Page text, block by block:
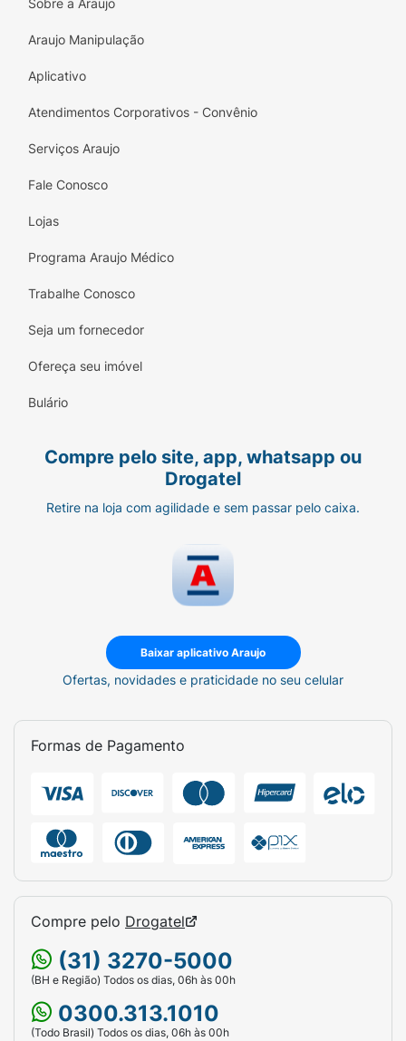
Sobre a Araujo
Araujo Manipulação
Aplicativo
Atendimentos Corporativos - Convênio
Serviços Araujo
Fale Conosco
Lojas
Programa Araujo Médico
Trabalhe Conosco
Seja um fornecedor
Ofereça seu imóvel
Bulário
Compre pelo site, app, whatsapp ou
Drogatel
Retire na loja com agilidade e sem passar pelo caixa.
Baixar aplicativo Araujo
Ofertas, novidades e praticidade no seu celular
Formas de Pagamento
Compre pelo Drogatel
(31) 3270-5000
(BH e Região) Todos os dias, 06h às 00h
0300.313.1010
(Todo Brasil) Todos os dias, 06h às 00h